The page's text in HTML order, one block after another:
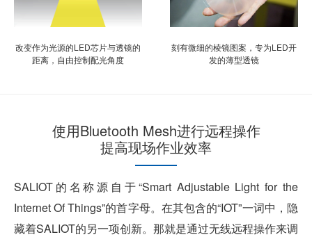
改变作为光源的LED芯片与透镜的
距离，自由控制配光角度
刻有微细的棱镜图案，专为LED开
发的薄型透镜
使用Bluetooth Mesh进行远程操作
提高现场作业效率
SALIOT的名称源自于“Smart Adjustable Light for the
Internet Of Things”的首字母。在其包含的“IOT”一词中，隐
藏着SALIOT的另一项创新。那就是通过无线远程操作来调